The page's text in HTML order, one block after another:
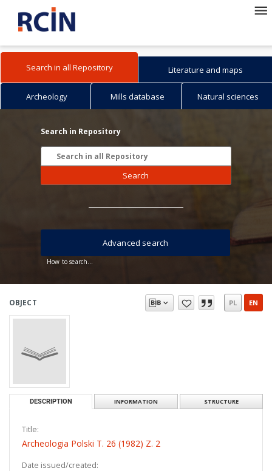
Search in all Repository Literature and maps
Archeology Mills database Natural sciences
Search in Repository
Search
How to search...
Advanced search
OBJECT PL EN
DESCRIPTION INFORMATION STRUCTURE
Title:
Archeologia Polski T. 26 (1982) Z. 2
Date issued/created: